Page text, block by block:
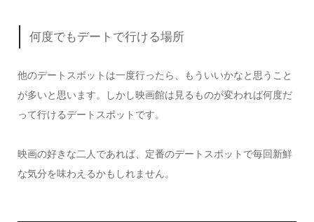
何度でもデートで行ける場所
他のデートスポットは一度行ったら、もういいかなと思うこと
が多いと思います。しかし映画館は見るものが変われば何度だ
って行けるデートスポットです。
映画の好きな二人であれば、定番のデートスポットで毎回新鮮
な気分を味わえるかもしれません。